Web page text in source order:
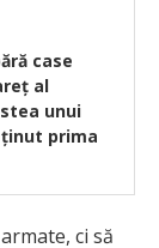
case
al
unui
prima
ci să